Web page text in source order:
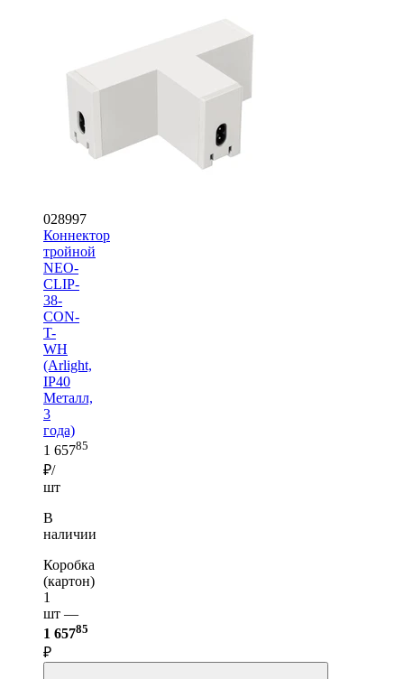
028997
Коннектор
тройной
NEO-
CLIP-
38-
CON-
T-
WH
(Arlight,
IP40
Металл,
3
года)
1 65785
₽/
шт
В
наличии
Коробка
(картон)
1
шт —
1 65785
₽